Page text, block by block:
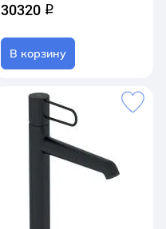
30320 q
В корзину